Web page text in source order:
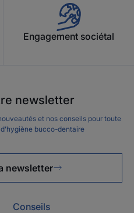
Engagement sociétal
newsletter
et nos conseils pour toute
bucco-dentaire
newsletter
Conseils